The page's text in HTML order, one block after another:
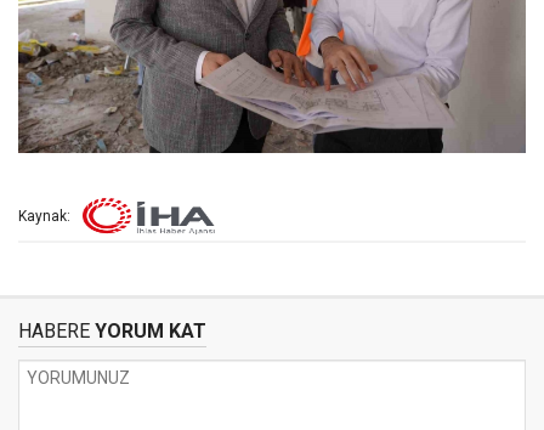
Kaynak:
HABERE YORUM KAT